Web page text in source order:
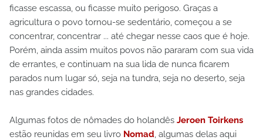
ficasse escassa, ou ficasse muito perigoso. Graças a
agricultura o povo tornou-se sedentário, começou a se
concentrar, concentrar ... até chegar nesse caos que é hoje.
Porém, ainda assim muitos povos não pararam com sua vida
de errantes, e continuam na sua lida de nunca ficarem
parados num lugar só, seja na tundra, seja no deserto, seja
nas grandes cidades.
Algumas fotos de nômades do holandês Jeroen Toirkens
estão reunidas em seu livro Nomad, algumas delas aqui